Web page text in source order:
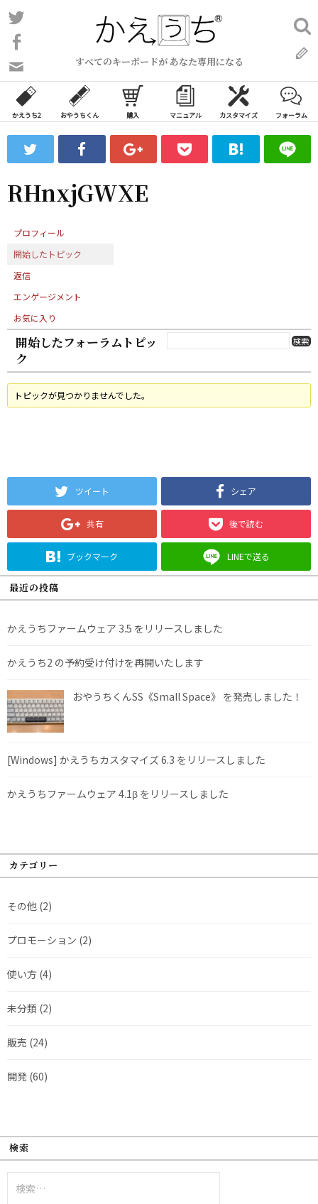
コ
ン
ン
ツ
ス
ッ
プ
すべてのキーボードが あなた専用になる
い
合
わ
フ
ォ
ム
検
索:
かえうち2 おやうちくん 購入 マニュアル カスタマイズ フォーラム
RHnxjGWXE
プロフィール
開始したトピック
返信
エンゲージメント
お気に入り
開始したフォーラムトピッ
ク
トピックが見つかりませんでした。
ツイート シェア
共有 後で読む
ブックマーク LINEで送る
最近の投稿
かえうちファームウェア 3.5 をリリースしました
かえうち2 の予約受け付けを再開いたします
おやうちくんSS《Small Space》 を発売しました！
[Windows] かえうちカスタマイズ 6.3 をリリースしました
かえうちファームウェア 4.1β をリリースしました
カテゴリー
その他 (2)
プロモーション (2)
使い方 (4)
未分類 (2)
販売 (24)
開発 (60)
検索
索: